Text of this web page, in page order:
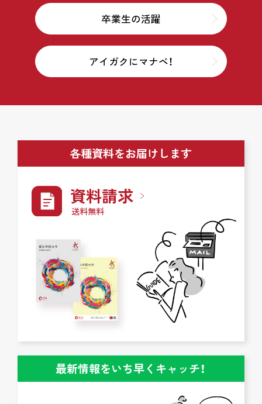
卒業生の活躍
アイガクにマナベ！
各種資料をお届けします
資料請求
送料無料
最新情報をいち早くキャッチ！